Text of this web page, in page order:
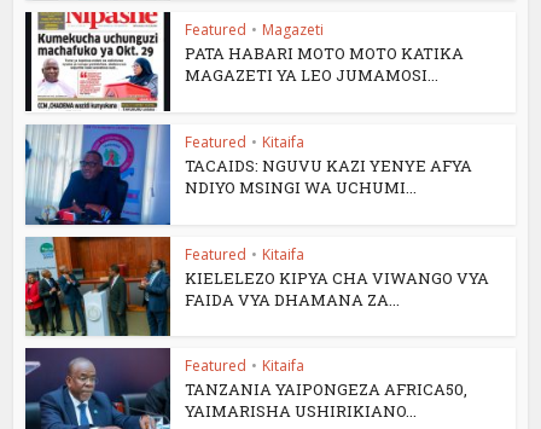
Featured • Magazeti
PATA HABARI MOTO MOTO KATIKA
MAGAZETI YA LEO JUMAMOSI...
Featured • Kitaifa
TACAIDS: NGUVU KAZI YENYE AFYA
NDIYO MSINGI WA UCHUMI...
Featured • Kitaifa
KIELELEZO KIPYA CHA VIWANGO VYA
FAIDA VYA DHAMANA ZA...
Featured • Kitaifa
TANZANIA YAIPONGEZA AFRICA50,
YAIMARISHA USHIRIKIANO...